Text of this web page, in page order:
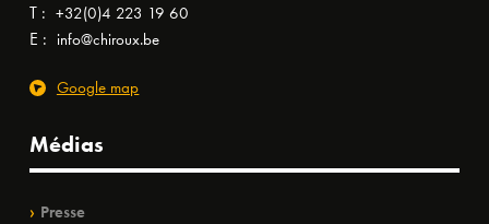
T : +32(0)4 223 19 60
E : info@chiroux.be
Google map
Médias
Presse